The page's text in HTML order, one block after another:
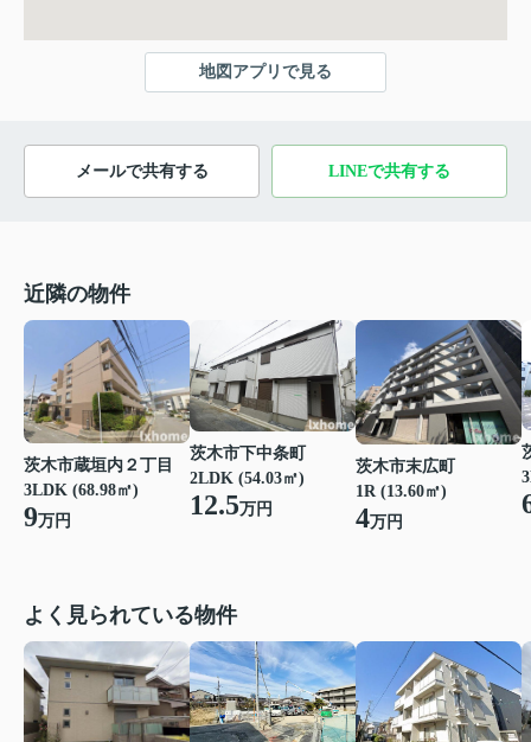
地図アプリで見る
メールで共有する LINEで共有する
近隣の物件
茨木市蔵垣内２丁目
3LDK (68.98㎡)
9万円
茨木市下中条町
2LDK (54.03㎡)
12.5万円
茨木市末広町
1R (13.60㎡)
4万円
よく見られている物件